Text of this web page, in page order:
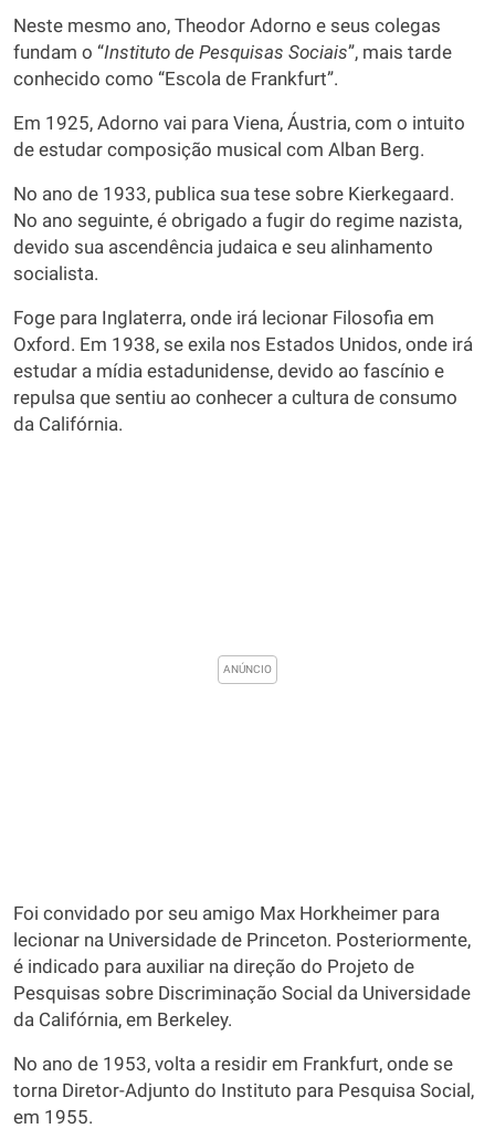
Neste mesmo ano, Theodor Adorno e seus colegas
fundam o “Instituto de Pesquisas Sociais”, mais tarde
conhecido como “Escola de Frankfurt”.
Em 1925, Adorno vai para Viena, Áustria, com o intuito
de estudar composição musical com Alban Berg.
No ano de 1933, publica sua tese sobre Kierkegaard.
No ano seguinte, é obrigado a fugir do regime nazista,
devido sua ascendência judaica e seu alinhamento
socialista.
Foge para Inglaterra, onde irá lecionar Filosofia em
Oxford. Em 1938, se exila nos Estados Unidos, onde irá
estudar a mídia estadunidense, devido ao fascínio e
repulsa que sentiu ao conhecer a cultura de consumo
da Califórnia.
Foi convidado por seu amigo Max Horkheimer para
lecionar na Universidade de Princeton. Posteriormente,
é indicado para auxiliar na direção do Projeto de
Pesquisas sobre Discriminação Social da Universidade
da Califórnia, em Berkeley.
No ano de 1953, volta a residir em Frankfurt, onde se
torna Diretor-Adjunto do Instituto para Pesquisa Social,
em 1955.